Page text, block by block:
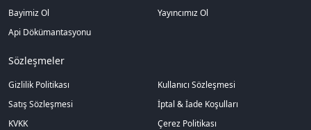
Bayimiz Ol
Yayıncımız Ol
Api Dökümantasyonu
Sözleşmeler
Gizlilik Politikası
Kullanıcı Sözleşmesi
Satış Sözleşmesi
İptal & İade Koşulları
KVKK
Çerez Politikası